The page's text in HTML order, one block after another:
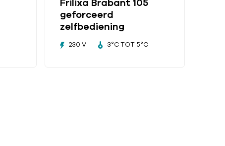
Frilixa Brabant 105
geforceerd
zelfbediening
230 V 3°C TOT 5°C